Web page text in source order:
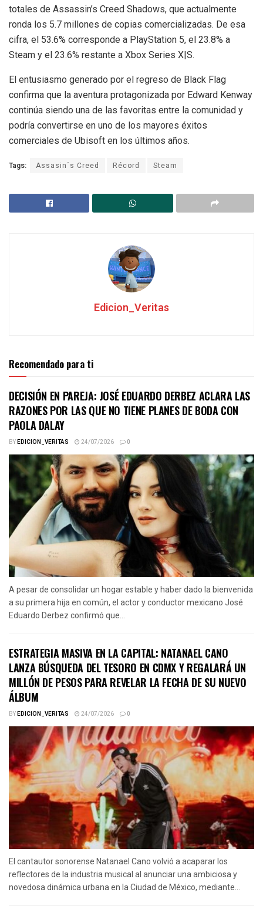
totales de Assassin’s Creed Shadows, que actualmente
ronda los 5.7 millones de copias comercializadas. De esa
cifra, el 53.6% corresponde a PlayStation 5, el 23.8% a
Steam y el 23.6% restante a Xbox Series X|S.
El entusiasmo generado por el regreso de Black Flag
confirma que la aventura protagonizada por Edward Kenway
continúa siendo una de las favoritas entre la comunidad y
podría convertirse en uno de los mayores éxitos
comerciales de Ubisoft en los últimos años.
Tags: Assasin´s Creed Récord Steam
Edicion_Veritas
Recomendado para ti
DECISIÓN EN PAREJA: JOSÉ EDUARDO DERBEZ ACLARA LAS
RAZONES POR LAS QUE NO TIENE PLANES DE BODA CON
PAOLA DALAY
BYEDICION_VERITAS 24/07/2026 0
A pesar de consolidar un hogar estable y haber dado la bienvenida
a su primera hija en común, el actor y conductor mexicano José
Eduardo Derbez confirmó que...
ESTRATEGIA MASIVA EN LA CAPITAL: NATANAEL CANO
LANZA BÚSQUEDA DEL TESORO EN CDMX Y REGALARÁ UN
MILLÓN DE PESOS PARA REVELAR LA FECHA DE SU NUEVO
ÁLBUM
BYEDICION_VERITAS 24/07/2026 0
El cantautor sonorense Natanael Cano volvió a acaparar los
reflectores de la industria musical al anunciar una ambiciosa y
novedosa dinámica urbana en la Ciudad de México, mediante...